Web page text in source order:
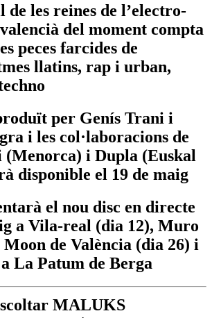
les reines de l’electro-
del moment compta
peces farcides de
llatins, rap i urban,
per Genís Trani i
i les col·laboracions de
i Dupla (Euskal
disponible el 19 de maig
el nou disc en directe
a Vila-real (dia 12), Muro
Moon de València (dia 26) i
La Patum de Berga
MALUKS